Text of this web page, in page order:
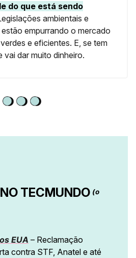
do que está sendo
ambientais e
empurrando o mercado
e eficientes. E, se tem
vai dar muito dinheiro.
TECMUNDO (o
EUA – Reclamação
contra STF, Anatel e até